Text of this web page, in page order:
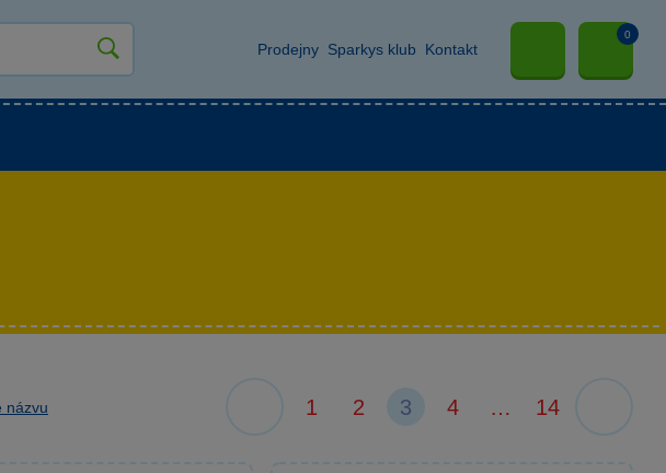
Prodejny Sparkys klub Kontakt
0
názvu 1 2 3 4 … 14